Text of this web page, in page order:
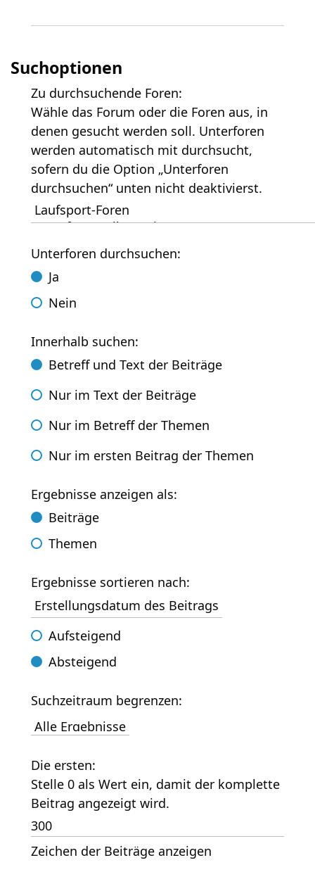
Suchoptionen
Zu durchsuchende Foren:
Wähle das Forum oder die Foren aus, in
denen gesucht werden soll. Unterforen
werden automatisch mit durchsucht,
sofern du die Option „Unterforen
durchsuchen“ unten nicht deaktivierst.
Unterforen durchsuchen:
Ja
Nein
Innerhalb suchen:
Betreff und Text der Beiträge
Nur im Text der Beiträge
Nur im Betreff der Themen
Nur im ersten Beitrag der Themen
Ergebnisse anzeigen als:
Beiträge
Themen
Ergebnisse sortieren nach:
Aufsteigend
Absteigend
Suchzeitraum begrenzen:
Die ersten:
Stelle 0 als Wert ein, damit der komplette
Beitrag angezeigt wird.
Zeichen der Beiträge anzeigen